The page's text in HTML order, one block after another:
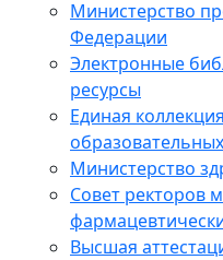
Министерство
Федерации
Электронные
ресурсы
Единая
Министерство
Совет ректоров
Высшая